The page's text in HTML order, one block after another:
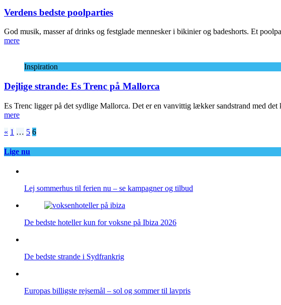
Verdens bedste poolparties
God musik, masser af drinks og festglade mennesker i bikinier og badeshorts. Et
mere
Inspiration
Dejlige strande: Es Trenc på Mallorca
Es Trenc ligger på det sydlige Mallorca. Det er en vanvittig lækker sandstrand med
mere
Indlægsinddeling
« 1 … 5 6
Lige nu
Lej sommerhus til ferien nu – se kampagner og tilbud
De bedste hoteller kun for voksne på Ibiza 2026
De bedste strande i Sydfrankrig
Europas billigste rejsemål – sol og sommer til lavpris